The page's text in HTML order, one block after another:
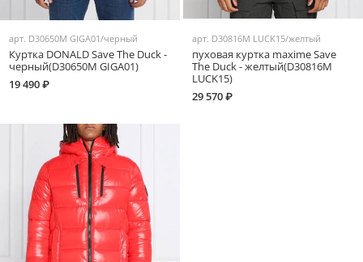
арт. D30650M GIGA01/черный
Куртка DONALD Save The Duck -
черный(D30650M GIGA01)
19 490 ₽
арт. D30816M LUCK15/желтый
пуховая куртка maxime Save
The Duck - желтый(D30816M
LUCK15)
29 570 ₽